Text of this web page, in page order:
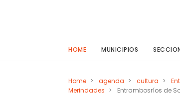
HOME MUNICIPIOS
Home > agenda > cultura >
Merindades > Entrambosríos de